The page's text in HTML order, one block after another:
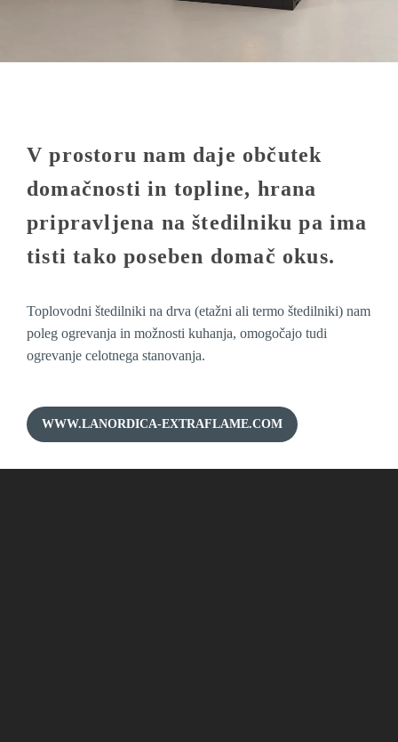
V prostoru nam daje občutek
domačnosti in topline, hrana
pripravljena na štedilniku pa ima
tisti tako poseben domač okus.
Toplovodni štedilniki na drva (etažni ali termo štedilniki) nam
poleg ogrevanja in možnosti kuhanja, omogočajo tudi
ogrevanje celotnega stanovanja.
WWW.LANORDICA-EXTRAFLAME.COM